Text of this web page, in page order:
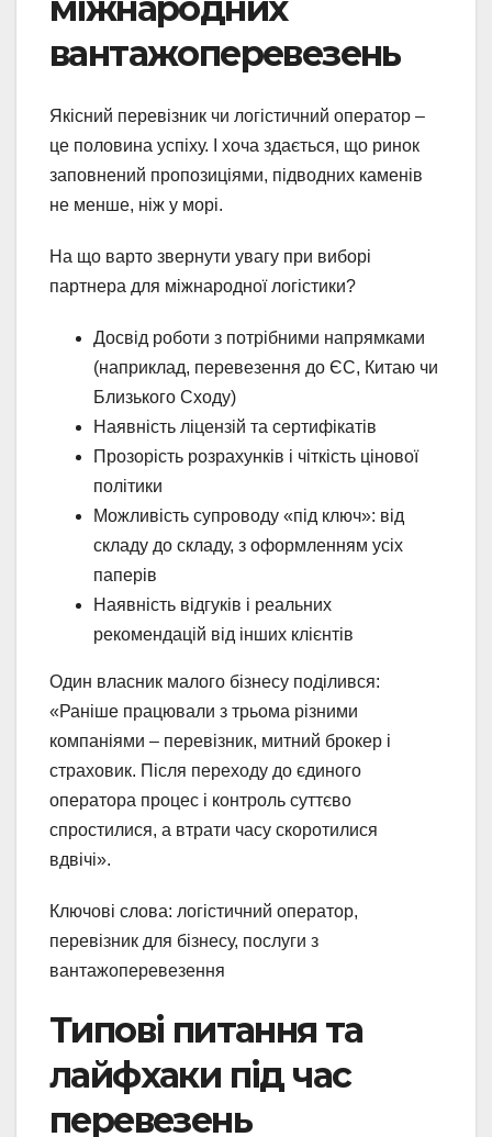
міжнародних
вантажоперевезень
Якісний перевізник чи логістичний оператор –
це половина успіху. І хоча здається, що ринок
заповнений пропозиціями, підводних каменів
не менше, ніж у морі.
На що варто звернути увагу при виборі
партнера для міжнародної логістики?
Досвід роботи з потрібними напрямками
(наприклад, перевезення до ЄС, Китаю чи
Близького Сходу)
Наявність ліцензій та сертифікатів
Прозорість розрахунків і чіткість цінової
політики
Можливість супроводу «під ключ»: від
складу до складу, з оформленням усіх
паперів
Наявність відгуків і реальних
рекомендацій від інших клієнтів
Один власник малого бізнесу поділився:
«Раніше працювали з трьома різними
компаніями – перевізник, митний брокер і
страховик. Після переходу до єдиного
оператора процес і контроль суттєво
спростилися, а втрати часу скоротилися
вдвічі».
Ключові слова: логістичний оператор,
перевізник для бізнесу, послуги з
вантажоперевезення
Типові питання та
лайфхаки під час
перевезень